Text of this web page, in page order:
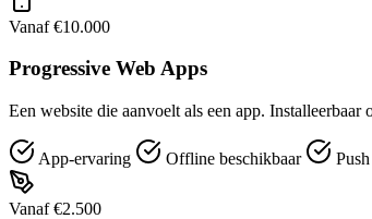
Vanaf €10.000
Progressive Web Apps
Een website die aanvoelt als een app.
App-ervaring Offline beschikbaar
Vanaf €2.500